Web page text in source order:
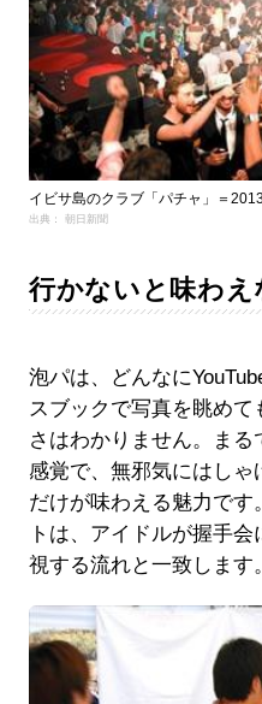
イビサ島のクラブ「パチャ」＝
出典： 朝日新聞
行かないと味わえ
泡パは、どんなに
スブックで写真を眺めて
さはわかりません。まる
感覚で、無邪気にはしゃ
だけが味わえる魅力で
トは、アイドルが握手
視する流れと一致します。